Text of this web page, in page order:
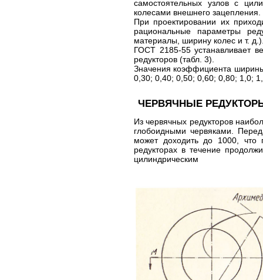
самостоятельных узлов с
колесами внешнего зацепления.
При проектировании их
рациональные параметры
материалы, ширину колес и т.
ГОСТ 2185-55 устанавливает
редукторов (табл. 3).
Значения коэффициента
0,30; 0,40; 0,50; 0,60; 0,80; 1,0;
ЧЕРВЯЧНЫЕ
Из червячных редукторов
глобоидными червяками.
может доходить до 1000, что
редукторах в течение
цилиндрическим